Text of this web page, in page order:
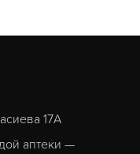
17А
аптеки —